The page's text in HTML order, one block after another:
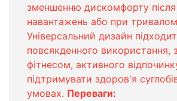
зменшенню дискомфорту після
навантажень або при
Універсальний дизайн
повсякденного використання,
фітнесом, активного
підтримувати здоров'я
умовах. Переваги: